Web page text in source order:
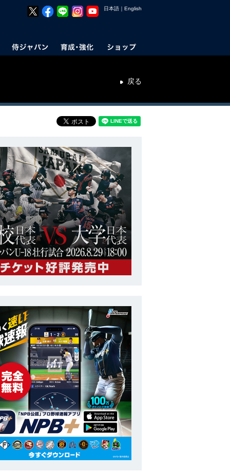
日本語 ｜ English
戻る
ップチーム
ラグザス 侍ジャパンシリーズ2026 宮崎
号
172cm 投打